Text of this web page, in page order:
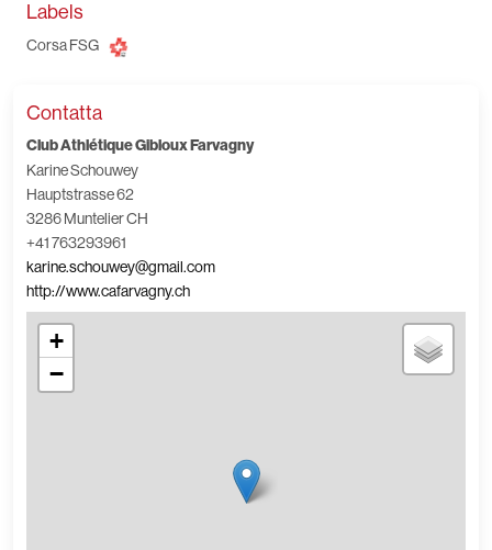
Labels
Corsa FSG
Contatta
Club Athlétique Gibloux Farvagny
Karine Schouwey
Hauptstrasse 62
3286 Muntelier CH
+41 763293961
karine.schouwey@gmail.com
http://www.cafarvagny.ch
+
−